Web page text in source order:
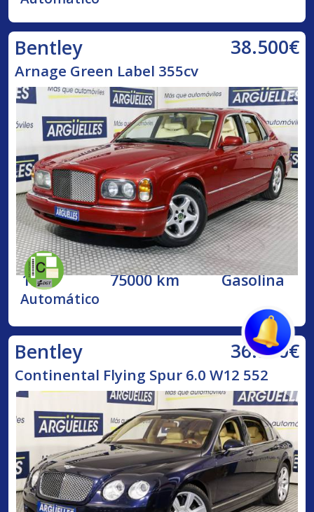
Bentley 38.500€
Arnage Green Label 355cv
1998 75000 km Gasolina
Automático
Bentley 36.500€
Continental Flying Spur 6.0 W12 552